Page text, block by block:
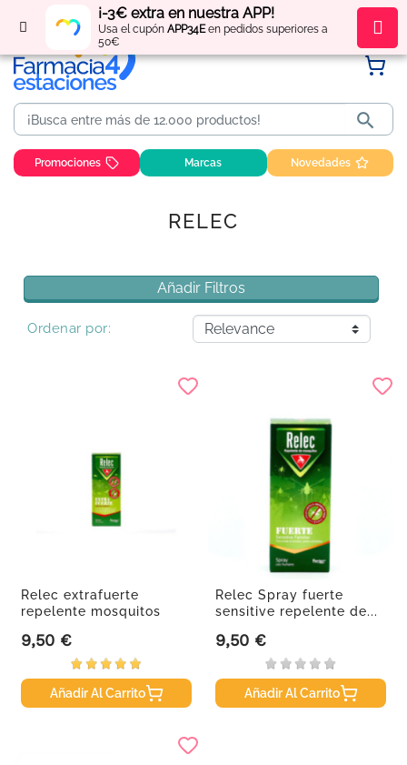
¡-3€ extra en nuestra APP!
Usa el cupón APP34Een pedidos superiores a
50€
Regístratey obténpuntos por tus compras

Promociones Marcas Novedades
RELEC
Añadir Filtros
Ordenar por:
Relec extrafuerte
repelente mosquitos
Precio
9,50 €
Añadir Al Carrito
Relec Spray fuerte
sensitive repelente de...
Precio
9,50 €
Añadir Al Carrito